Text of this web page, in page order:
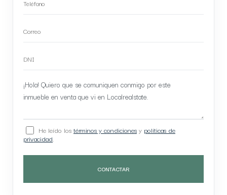
He leído los términos y condiciones y políticas de
privacidad.
CONTACTAR